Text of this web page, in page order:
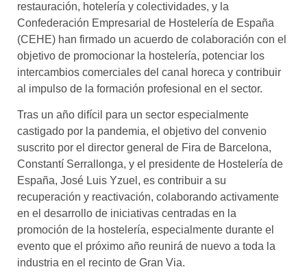
BOLSA DE TRABAJO
¡te imaginas vivir de tu pasión
por el café?
CONTACTO
¡queremos saber
restauración, hotelería y colectividades, y la
Confederación Empresarial de Hostelería de España
(CEHE) han firmado un acuerdo de colaboración con el
objetivo de promocionar la hostelería, potenciar los
intercambios comerciales del canal horeca y contribuir
al impulso de la formación profesional en el sector.
Tras un año difícil para un sector especialmente
castigado por la pandemia, el objetivo del convenio
suscrito por el director general de Fira de Barcelona,
Constantí Serrallonga, y el presidente de Hostelería de
España, José Luis Yzuel, es contribuir a su
recuperación y reactivación, colaborando activamente
en el desarrollo de iniciativas centradas en la
promoción de la hostelería, especialmente durante el
evento que el próximo año reunirá de nuevo a toda la
industria en el recinto de Gran Via.